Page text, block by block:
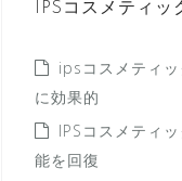
IPSコスメティ
ipsコスメティ
に効果的
IPSコスメティ
能を回復